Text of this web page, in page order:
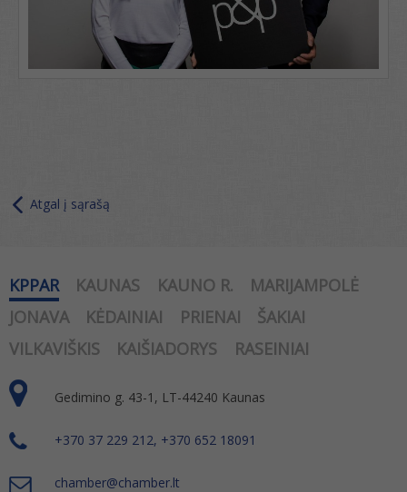
Atgal į sąrašą
KPPAR KAUNAS KAUNO R.
MARIJAMPOLĖ
JONAVA
KĖDAINIAI PRIENAI
ŠAKIAI
VILKAVIŠKIS
KAIŠIADORYS RASEINIAI
Gedimino g. 43-1, LT-44240 Kaunas
+370 37 229 212, +370 652 18091
chamber@chamber.lt